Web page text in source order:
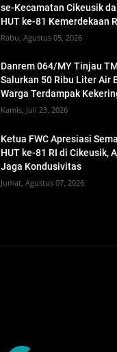
se-Kecamatan Cikeusik
HUT ke-81 Kemerdekaan
Rabu, Agustus 05, 2026
Danrem 064/MY Tinjau
Salurkan 50 Ribu Liter Air
Warga Terdampak
Kamis, Juli 23, 2026
Ketua FWC Apresiasi
HUT ke-81 RI di Cikeusik,
Jaga Kondusivitas
Jumat, Agustus 07, 2026